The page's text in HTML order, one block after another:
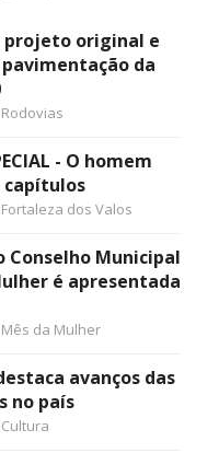
original e
da
Rodovias
- O homem
capítulos
Fortaleza dos Valos
Municipal
é apresentada
Mês da Mulher
avanços das
no país
Cultura